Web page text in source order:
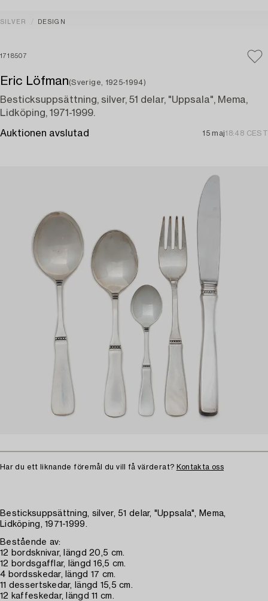
SILVER DESIGN
1718507
Eric Löfman(Sverige, 1925-1994)
Besticksuppsättning, silver, 51 delar, "Uppsala", Mema,
Lidköping, 1971-1999.
Auktionen avslutad 15 maj18:48 CEST
Har du ett liknande föremål du vill få värderat? Kontakta oss
Besticksuppsättning, silver, 51 delar, "Uppsala", Mema,
Lidköping, 1971-1999.
Bestående av:
12 bordsknivar, längd 20,5 cm.
12 bordsgafflar, längd 16,5 cm.
4 bordsskedar, längd 17 cm.
11 dessertskedar, längd 15,5 cm.
12 kaffeskedar, längd 11 cm.